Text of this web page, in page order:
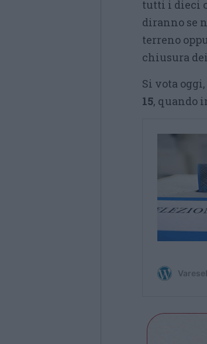
tutti i dieci
diranno se
terreno
chiusura
Si vota
15, quando